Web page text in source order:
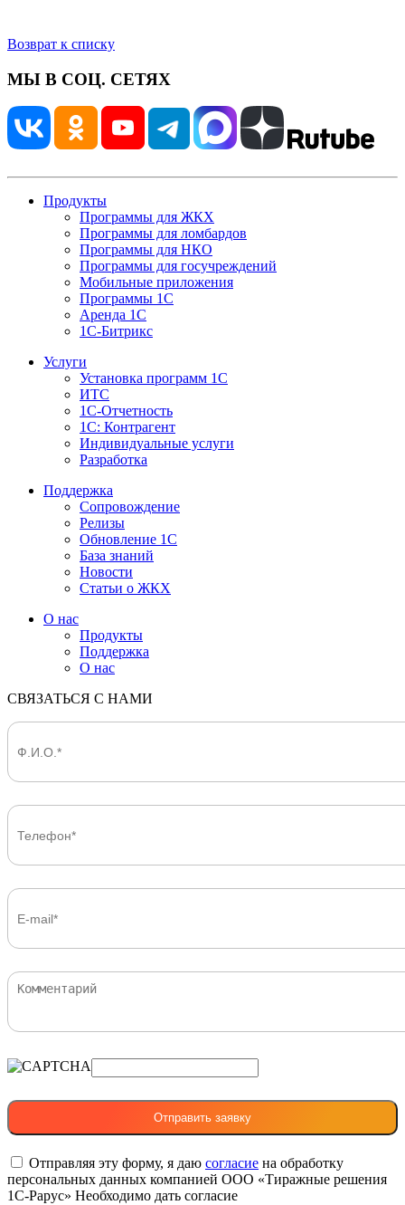
Возврат к списку
МЫ В СОЦ. СЕТЯХ
Продукты
Программы для ЖКХ
Программы для ломбардов
Программы для НКО
Программы для госучреждений
Мобильные приложения
Программы 1С
Аренда 1С
1С-Битрикс
Услуги
Установка программ 1С
ИТС
1С-Отчетность
1С: Контрагент
Индивидуальные услуги
Разработка
Поддержка
Сопровождение
Релизы
Обновление 1С
База знаний
Новости
Статьи о ЖКХ
О нас
Продукты
Поддержка
О нас
СВЯЗАТЬСЯ С НАМИ
Отправляя эту форму, я даю согласие на обработку
персональных данных компанией ООО «Тиражные решения
1С-Рарус» Необходимо дать согласие